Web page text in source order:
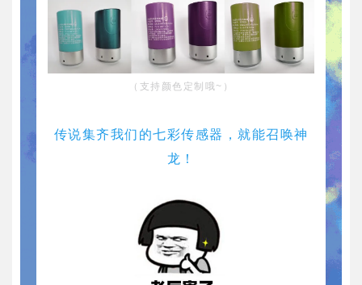
（支持颜色定制哦~）
传说集齐我们的七彩传感器，就能召唤神
龙！